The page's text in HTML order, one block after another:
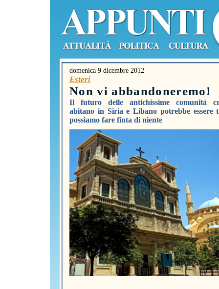
domenica 9 dicembre 2012
Esteri
Non vi abbandoneremo!
Il futuro delle antichissime comunità
abitano in Siria e Libano potrebbe essere
possiamo fare finta di niente